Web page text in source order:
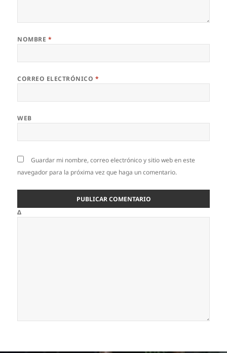
NOMBRE *
CORREO ELECTRÓNICO *
WEB
Guardar mi nombre, correo electrónico y sitio web en este
navegador para la próxima vez que haga un comentario.
Δ